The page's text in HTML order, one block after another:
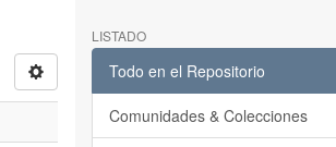
LISTADO
Todo en el Repositorio
Comunidades & Colecciones